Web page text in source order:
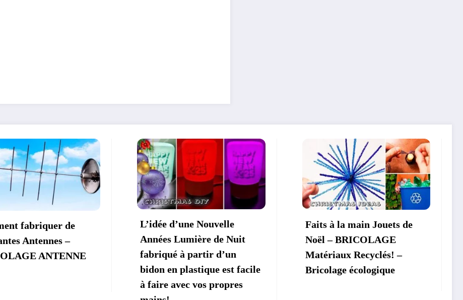
L’idée d’une Nouvelle
Années Lumière de Nuit
fabriqué à partir d’un
Faits à la main Jouets de
Noël – BRICOLAGE
Matériaux Recyclés! –
Bricolage écologique
Trucs astuces et vie
pratique des maîtres qui
fonctionnent vraiment! –
Astuces pour la maison